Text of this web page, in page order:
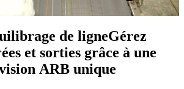
de ligneGérez
et sorties grâce à une
ARB unique